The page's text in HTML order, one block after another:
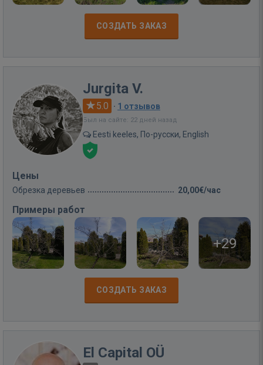
СОЗДАТЬ ЗАКАЗ
Jurgita V.
5.0 · 1 отзывов
Был на сайте: 22 дней назад
Eesti keeles, По-русски, English
Цены
Обрезка деревьев 20,00€/час
Примеры работ
+29
СОЗДАТЬ ЗАКАЗ
El Capital OÜ